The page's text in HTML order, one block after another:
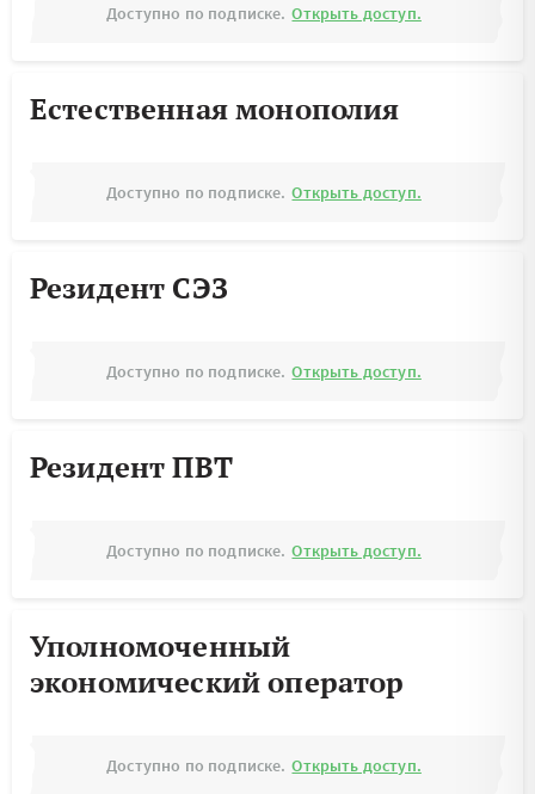
Доступно по подписке. Открыть доступ.
Естественная монополия
Доступно по подписке. Открыть доступ.
Резидент СЭЗ
Доступно по подписке. Открыть доступ.
Резидент ПВТ
Доступно по подписке. Открыть доступ.
Уполномоченный
экономический оператор
Доступно по подписке. Открыть доступ.